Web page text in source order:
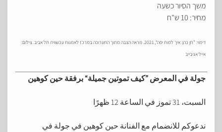
משך הסיור כשעה
מחיר: 10 ש"ח
דימוי: ”חן כהן: איך למות יפה“, 2021. מראה הצבה מתוך התערוכה במרכז לאמנות עכשווית תל אביב. צילום:
אייל אגיבייב
جولة في المعرض ”كيف تموتين جميلة“ برفقة حين كوهين
السبت، 31 تموز في الساعة 12 ظهرًا
ندعوكم للانضمام مع الفنانة حين كوهين في جولة في